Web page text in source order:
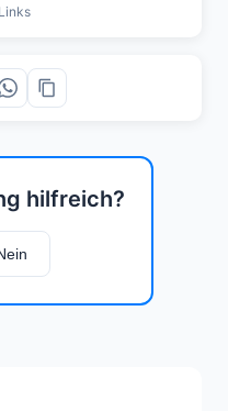
hilfreich?